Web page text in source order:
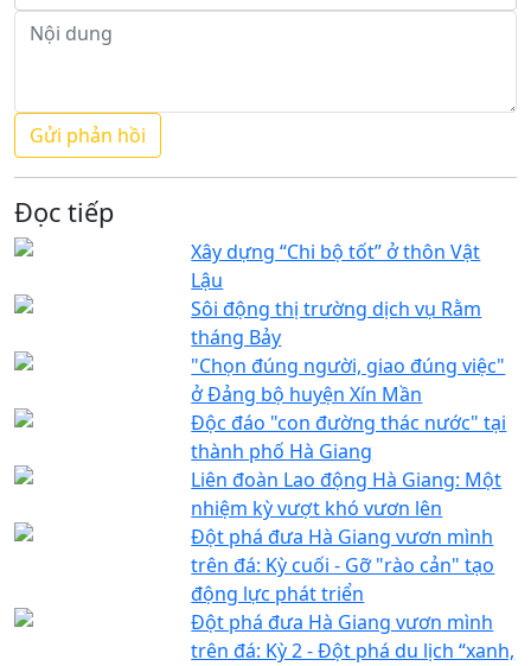
Đọc tiếp
Xây dựng “Chi bộ tốt” ở thôn Vật
Lậu
Sôi động thị trường dịch vụ Rằm
tháng Bảy
"Chọn đúng người, giao đúng việc"
ở Đảng bộ huyện Xín Mần
Độc đáo "con đường thác nước" tại
thành phố Hà Giang
Liên đoàn Lao động Hà Giang: Một
nhiệm kỳ vượt khó vươn lên
Đột phá đưa Hà Giang vươn mình
trên đá: Kỳ cuối - Gỡ "rào cản" tạo
động lực phát triển
Đột phá đưa Hà Giang vươn mình
trên đá: Kỳ 2 - Đột phá du lịch “xanh,